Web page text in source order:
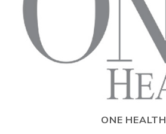
ONE HEALTH